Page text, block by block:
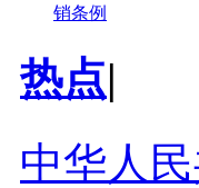
销条例
热点|
中华人